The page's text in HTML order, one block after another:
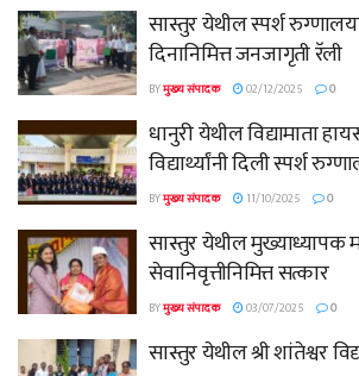
सास्तुर येथील स्पर्श
दिनानिमित्त जनजागृती रॅली
BYमुख्य संपादक 02/12/2025 0
धानुरी येथील विद्यामाता
विद्यार्थ्यांनी दिली स्पर्श
BYमुख्य संपादक 11/10/2025 0
सास्तुर येथील मुख्याध्यापक
सेवानिवृत्तीनिमित्त सत्कार
BYमुख्य संपादक 03/07/2025 0
सास्तुर येथील श्री शांतेश्वर